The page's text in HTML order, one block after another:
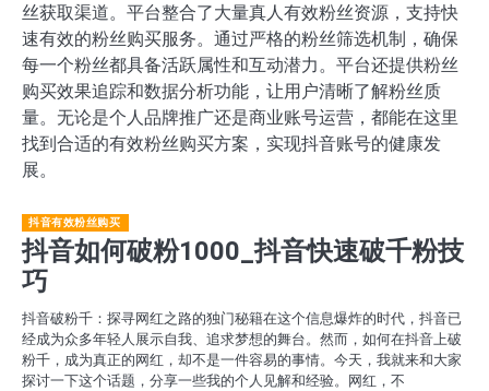
丝获取渠道。平台整合了大量真人有效粉丝资源，支持快
速有效的粉丝购买服务。通过严格的粉丝筛选机制，确保
每一个粉丝都具备活跃属性和互动潜力。平台还提供粉丝
购买效果追踪和数据分析功能，让用户清晰了解粉丝质
量。无论是个人品牌推广还是商业账号运营，都能在这里
找到合适的有效粉丝购买方案，实现抖音账号的健康发
展。
抖音有效粉丝购买
抖音如何破粉1000_抖音快速破千粉技
巧
抖音破粉千：探寻网红之路的独门秘籍在这个信息爆炸的时代，抖音已
经成为众多年轻人展示自我、追求梦想的舞台。然而，如何在抖音上破
粉千，成为真正的网红，却不是一件容易的事情。今天，我就来和大家
探讨一下这个话题，分享一些我的个人见解和经验。网红，不